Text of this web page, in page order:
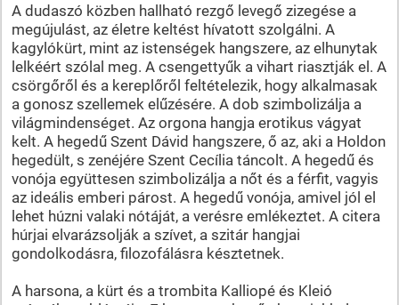
A dudaszó közben hallható rezgő levegő zizegése a
megújulást, az életre keltést hívatott szolgálni. A
kagylókürt, mint az istenségek hangszere, az elhunytak
lelkéért szólal meg. A csengettyűk a vihart riasztják el. A
csörgőről és a kereplőről feltételezik, hogy alkalmasak
a gonosz szellemek elűzésére. A dob szimbolizálja a
világmindenséget. Az orgona hangja erotikus vágyat
kelt. A hegedű Szent Dávid hangszere, ő az, aki a Holdon
hegedült, s zenéjére Szent Cecília táncolt. A hegedű és
vonója együttesen szimbolizálja a nőt és a férfit, vagyis
az ideális emberi párost. A hegedű vonója, amivel jól el
lehet húzni valaki nótáját, a verésre emlékeztet. A citera
húrjai elvarázsolják a szívet, a szitár hangjai
gondolkodásra, filozofálásra késztetnek.
A harsona, a kürt és a trombita Kalliopé és Kleió